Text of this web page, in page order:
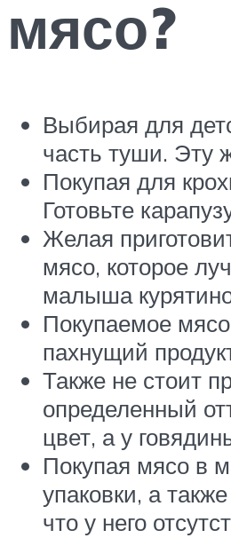
мясо?
Выбирая для
часть туши. Эту
Покупая для
Готовьте
Желая
мясо, которое
малыша
Покупаемое
пахнущий
Также не стоит
определенный
цвет, а у
Покупая мясо в
упаковки, а
что у него